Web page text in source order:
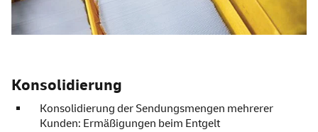
Konsolidierung
Konsolidierung der Sendungsmengen mehrerer
Kunden: Ermäßigungen beim Entgelt